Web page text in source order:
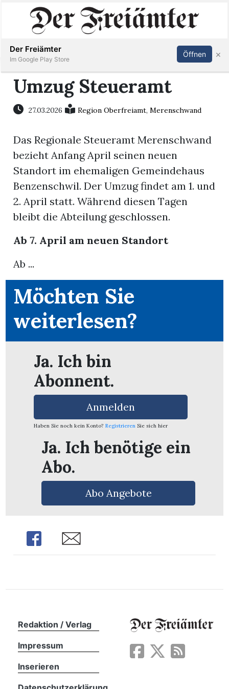
Immobilien
Stellen
E-
Paper
Inserieren Abonnieren Anmelden
Umzug Steueramt
27.03.2026 Region Oberfreiamt,Merenschwand
Das Regionale Steueramt Merenschwand
bezieht Anfang April seinen neuen
Standort im ehemaligen Gemeindehaus
Benzenschwil. Der Umzug findet am 1. und
2. April statt. Während diesen Tagen
bleibt die Abteilung geschlossen.
Ab 7. April am neuen Standort
Ab ...
Möchten Sie
weiterlesen?
Ja. Ich bin
Abonnent.
Anmelden
Haben Sie noch kein Konto? Registrieren Sie sich hier
Ja. Ich benötige ein
Abo.
Abo Angebote
Share Share
Redaktion / Verlag
Impressum
Inserieren
Der Freiämter
Im Google Play Store
Öffnen ×